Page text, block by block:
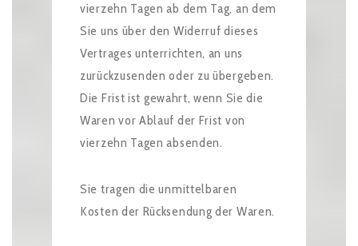
vierzehn Tagen ab dem Tag, an dem
Sie uns über den Widerruf dieses
Vertrages unterrichten, an uns
zurückzusenden oder zu übergeben.
Die Frist ist gewahrt, wenn Sie die
Waren vor Ablauf der Frist von
vierzehn Tagen absenden.
Sie tragen die unmittelbaren
Kosten der Rücksendung der Waren.